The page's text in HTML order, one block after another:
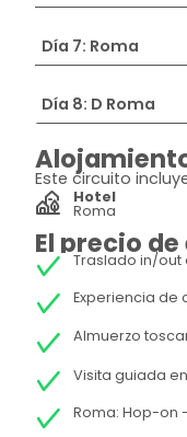
Día 7: Roma
Día 8: D Roma
Este circuito
Hotel
Roma
El precio
Traslado in/out
Experiencia de
Almuerzo
Visita guiada
Roma: Hop-on